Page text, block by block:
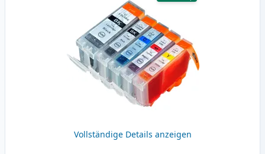
Vollständige Details anzeigen